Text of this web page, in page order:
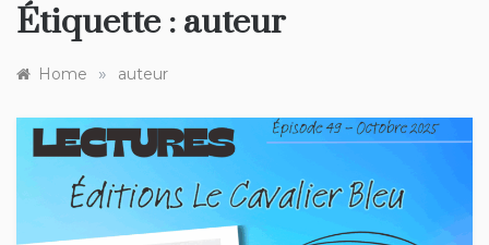
Étiquette : auteur
Home » auteur